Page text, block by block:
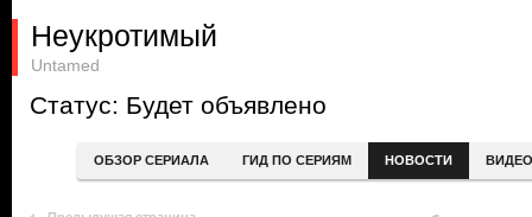
Неукротимый
Untamed
Статус: Будет объявлено
ОБЗОР СЕРИАЛА ГИД ПО СЕРИЯМ НОВОСТИ ВИДЕО